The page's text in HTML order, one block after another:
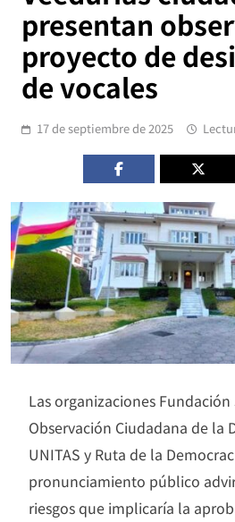
presentan
proyecto de
de vocales
17 de septiembre de 2025
Las organizaciones
Observación Ciudadana de la
UNITAS y Ruta de la
pronunciamiento público
riesgos que implicaría la